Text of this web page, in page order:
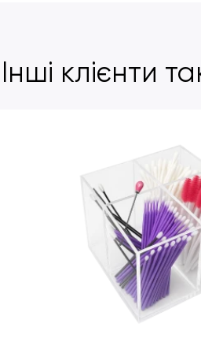
Інші клієнти